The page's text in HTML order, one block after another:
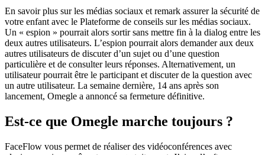
En savoir plus sur les médias sociaux et remark assurer la sécurité de
votre enfant avec le Plateforme de conseils sur les médias sociaux.
Un « espion » pourrait alors sortir sans mettre fin à la dialog entre les
deux autres utilisateurs. L’espion pourrait alors demander aux deux
autres utilisateurs de discuter d’un sujet ou d’une question
particulière et de consulter leurs réponses. Alternativement, un
utilisateur pourrait être le participant et discuter de la question avec
un autre utilisateur. La semaine dernière, 14 ans après son
lancement, Omegle a annoncé sa fermeture définitive.
Est-ce que Omegle marche toujours ?
FaceFlow vous permet de réaliser des vidéoconférences avec